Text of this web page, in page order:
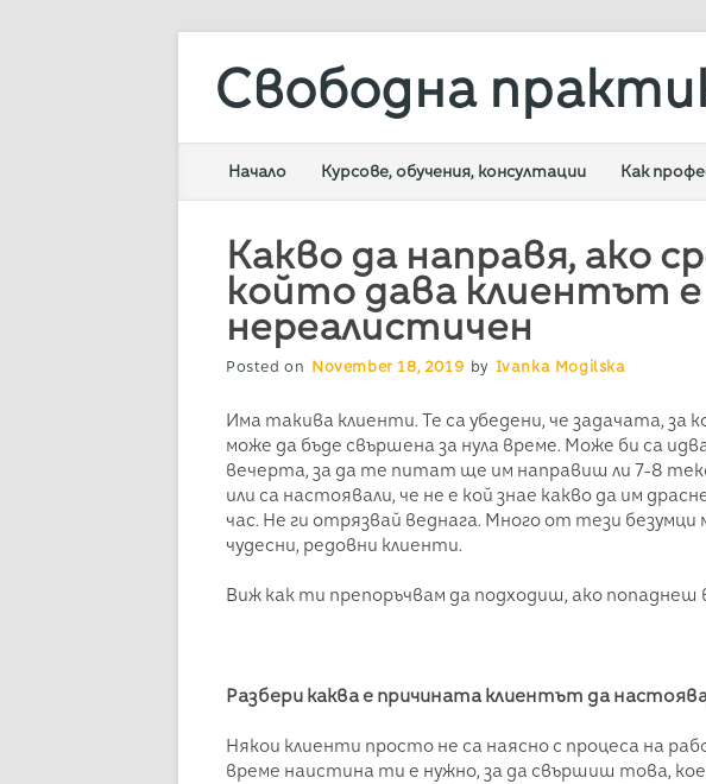
Свободна
Main menu
content
Начало Курсове, обучения, консултации Как
Какво да направя, ако
който дава клиентът е
нереалистичен
Posted on November 18, 2019 by Ivanka Mogilska
Има такива клиенти. Те са убедени, че задачата, за
може да бъде свършена за нула време. Може би са
вечерта, за да те питат ще им направиш ли 7-8
или са настоявали, че не е кой знае какво да им
час. Не ги отрязвай веднага. Много от тези
чудесни, редовни клиенти.
Виж как ти препоръчвам да подходиш, ако попаднеш
Разбери каква е причината клиентът да
Някои клиенти просто не са наясно с процеса на
време наистина ти е нужно, за да свършиш това,